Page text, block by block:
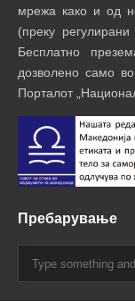
мрежа како и од
(преку регулирани
Бесплатно
дозволено само
Порталот
Пребарување